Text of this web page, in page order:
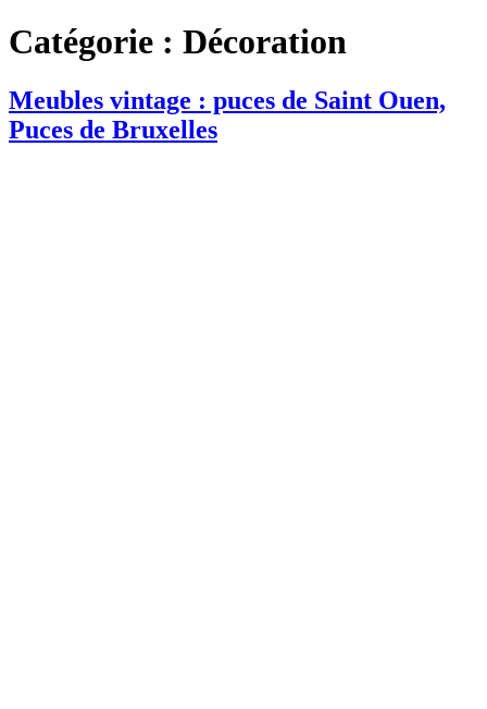
Catégorie : Décoration
Meubles vintage : puces de Saint Ouen,
Puces de Bruxelles